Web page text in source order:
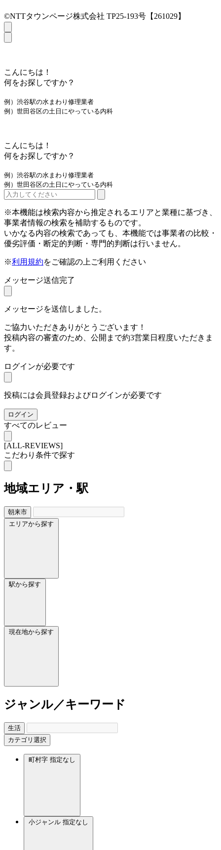
©NTTタウンページ株式会社 TP25-193号【261029】
こんにちは！
何をお探しですか？
例）渋谷駅の水まわり修理業者
例）世田谷区の土日にやっている内科
こんにちは！
何をお探しですか？
例）渋谷駅の水まわり修理業者
例）世田谷区の土日にやっている内科
※本機能は検索内容から推定されるエリアと業種に基づき、
事業者情報の検索を補助するものです。
いかなる内容の検索であっても、本機能では事業者の比較・
優劣評価・断定的判断・専門的判断は行いません。
※利用規約をご確認の上ご利用ください
メッセージ送信完了
メッセージを送信しました。
ご協力いただきありがとうございます！
投稿内容の審査のため、公開まで約3営業日程度いただきま
す。
ログインが必要です
投稿には会員登録およびログインが必要です
ログイン
すべてのレビュー
[ALL-REVIEWS]
こだわり条件で探す
地域エリア・駅
朝来市
エリアから探す
駅から探す
現在地から探す
ジャンル／キーワード
生活
カテゴリ選択
町村字 指定なし
小ジャンル 指定なし